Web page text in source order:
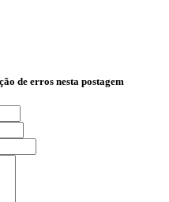
de erros nesta postagem